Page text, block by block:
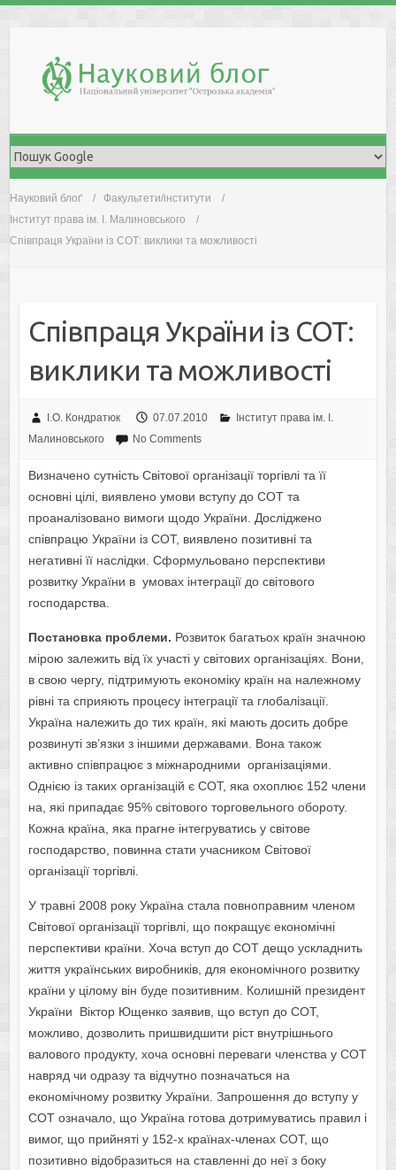
Науковий блоґ
Факультети/інститути
Інститут права ім. І. Малиновського
Співпраця України із СОТ: виклики та можливості
Співпраця України із СОТ:
виклики та можливості
І.О. Кондратюк 07.07.2010
Інститут права ім. І.
Малиновського
No Comments
Визначено сутність Світової організації торгівлі та її
основні цілі, виявлено умови вступу до СОТ та
проаналізовано вимоги щодо України. Досліджено
співпрацю України із СОТ, виявлено позитивні та
негативні її наслідки. Сформульовано перспективи
розвитку України в умовах інтеграції до світового
господарства.
Постановка проблеми. Розвиток багатьох країн значною
мірою залежить від їх участі у світових організаціях. Вони,
в свою чергу, підтримують економіку країн на належному
рівні та сприяють процесу інтеграції та глобалізації.
Україна належить до тих країн, які мають досить добре
розвинуті зв’язки з іншими державами. Вона також
активно співпрацює з міжнародними організаціями.
Однією із таких організацій є СОТ, яка охоплює 152 члени
на, які припадає 95% світового торговельного обороту.
Кожна країна, яка прагне інтегруватись у світове
господарство, повинна стати учасником Світової
організації торгівлі.
У травні 2008 року Україна стала повноправним членом
Світової організації торгівлі, що покращує економічні
перспективи країни. Хоча вступ до СОТ дещо ускладнить
життя українських виробників, для економічного розвитку
країни у цілому він буде позитивним. Колишній президент
України Віктор Ющенко заявив, що вступ до СОТ,
можливо, дозволить пришвидшити ріст внутрішнього
валового продукту, хоча основні переваги членства у СОТ
навряд чи одразу та відчутно позначаться на
економічному розвитку України. Запрошення до вступу у
СОТ означало, що Україна готова дотримуватись правил і
вимог, що прийняті у 152-х країнах-членах СОТ, що
позитивно відобразиться на ставленні до неї з боку